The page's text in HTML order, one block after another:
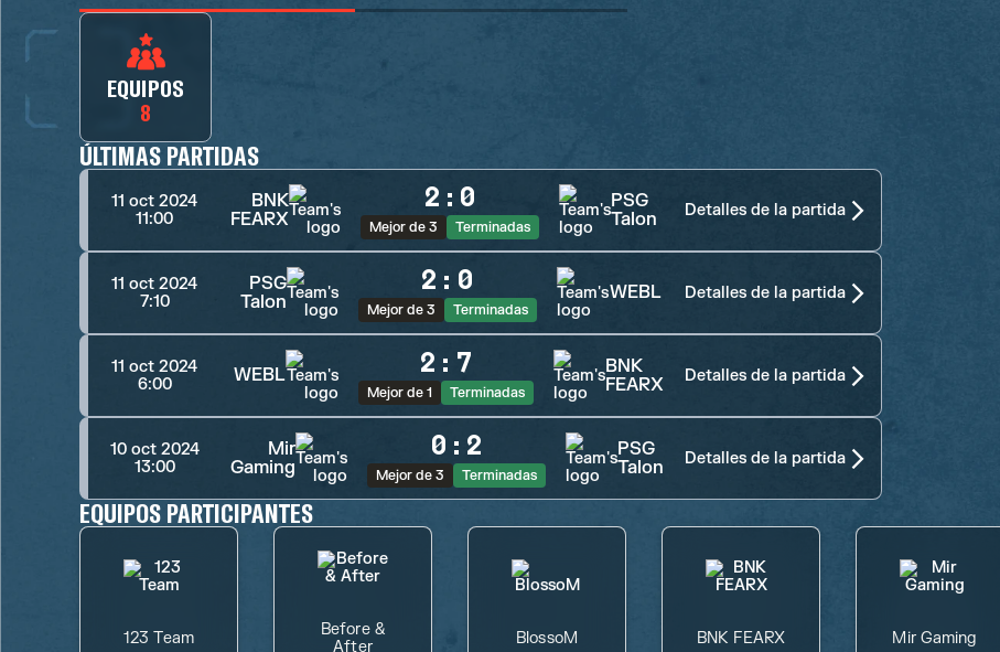
EQUIPOS
8
ÚLTIMAS PARTIDAS
11 oct 2024
11:00
BNK
FEARX
2 : 0
Mejor de 3 Terminadas
PSG
Talon
Detalles de la partida
11 oct 2024
7:10
PSG
Talon
2 : 0
Mejor de 3 Terminadas
WEBL Detalles de la partida
11 oct 2024
6:00
WEBL 2 : 7
Mejor de 1 Terminadas
BNK
FEARX
Detalles de la partida
10 oct 2024
13:00
Mir
Gaming
0 : 2
Mejor de 3 Terminadas
PSG
Talon
Detalles de la partida
EQUIPOS PARTICIPANTES
123 Team
Before &
After
BlossoM BNK FEARX Mir Gaming